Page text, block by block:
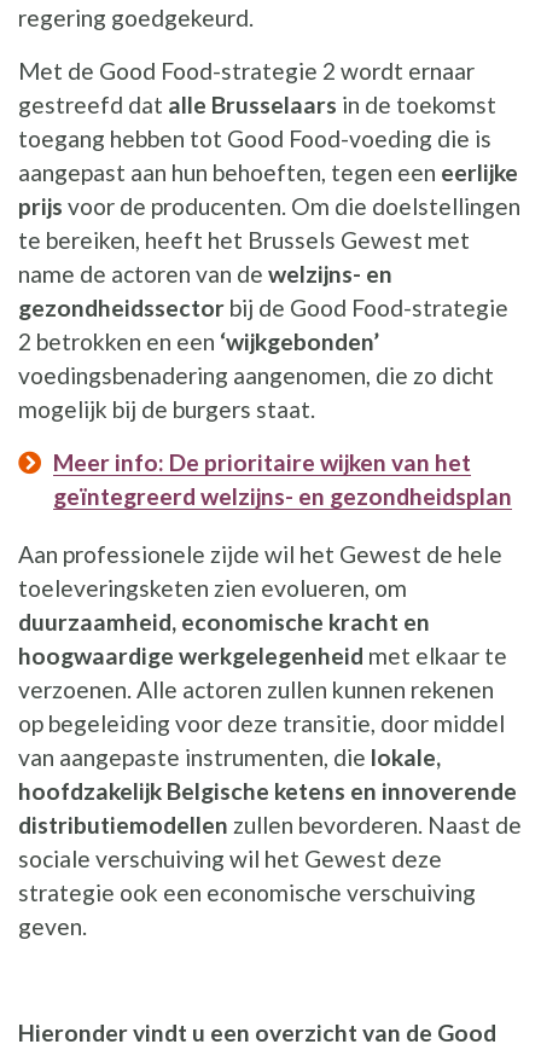
regering goedgekeurd.
Met de Good Food-strategie 2 wordt ernaar
gestreefd dat alle Brusselaars in de toekomst
toegang hebben tot Good Food-voeding die is
aangepast aan hun behoeften, tegen een eerlijke
prijs voor de producenten. Om die doelstellingen
te bereiken, heeft het Brussels Gewest met
name de actoren van de welzijns- en
gezondheidssector bij de Good Food-strategie
2 betrokken en een ‘wijkgebonden’
voedingsbenadering aangenomen, die zo dicht
mogelijk bij de burgers staat.
Meer info: De prioritaire wijken van het
geïntegreerd welzijns- en gezondheidsplan
Aan professionele zijde wil het Gewest de hele
toeleveringsketen zien evolueren, om
duurzaamheid, economische kracht en
hoogwaardige werkgelegenheid met elkaar te
verzoenen. Alle actoren zullen kunnen rekenen
op begeleiding voor deze transitie, door middel
van aangepaste instrumenten, die lokale,
hoofdzakelijk Belgische ketens en innoverende
distributiemodellen zullen bevorderen. Naast de
sociale verschuiving wil het Gewest deze
strategie ook een economische verschuiving
geven.
Hieronder vindt u een overzicht van de Good